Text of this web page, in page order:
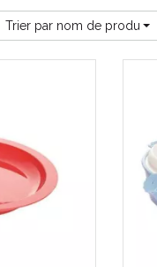
Trier par nom de produit